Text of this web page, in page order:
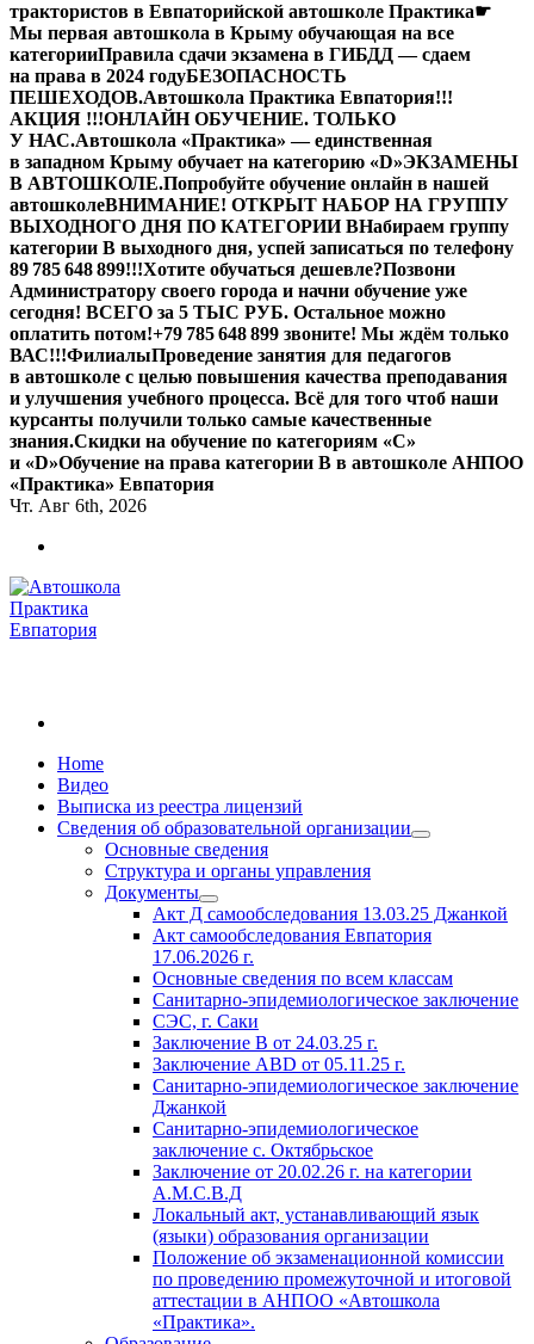
трактористов в Евпаторийской автошколе Практика☛
Мы первая автошкола в Крыму обучающая на все
категорииПравила сдачи экзамена в ГИБДД — сдаем
на права в 2024 годуБЕЗОПАСНОСТЬ
ПЕШЕХОДОВ.Автошкола Практика Евпатория!!!
АКЦИЯ !!!ОНЛАЙН ОБУЧЕНИЕ. ТОЛЬКО
У НАС.Автошкола «Практика» — единственная
в западном Крыму обучает на категорию «D»ЭКЗАМЕНЫ
В АВТОШКОЛЕ.Попробуйте обучение онлайн в нашей
автошколеВНИМАНИЕ! ОТКРЫТ НАБОР НА ГРУППУ
ВЫХОДНОГО ДНЯ ПО КАТЕГОРИИ ВНабираем группу
категории В выходного дня, успей записаться по телефону
89 785 648 899!!!Хотите обучаться дешевле?Позвони
Администратору своего города и начни обучение уже
сегодня! ВСЕГО за 5 ТЫС РУБ. Остальное можно
оплатить потом!+79 785 648 899 звоните! Мы ждём только
ВАС!!!ФилиалыПроведение занятия для педагогов
в автошколе с целью повышения качества преподавания
и улучшения учебного процесса. Всё для того чтоб наши
курсанты получили только самые качественные
знания.Скидки на обучение по категориям «С»
и «D»Обучение на права категории B в автошколе АНПОО
«Практика» Евпатория
Чт. Авг 6th, 2026
Home
Видео
Выписка из реестра лицензий
Сведения об образовательной организации
Основные сведения
Структура и органы управления
Документы
Акт Д самообследования 13.03.25 Джанкой
Акт самообследования Евпатория
17.06.2026 г.
Основные сведения по всем классам
Санитарно-эпидемиологическое заключение
СЭС, г. Саки
Заключение В от 24.03.25 г.
Заключение АВD от 05.11.25 г.
Санитарно-эпидемиологическое заключение
Джанкой
Санитарно-эпидемиологическое
заключение с. Октябрьское
Заключение от 20.02.26 г. на категории
А.М.С.В.Д
Локальный акт, устанавливающий язык
(языки) образования организации
Положение об экзаменационной комиссии
по проведению промежуточной и итоговой
аттестации в АНПОО «Автошкола
«Практика».